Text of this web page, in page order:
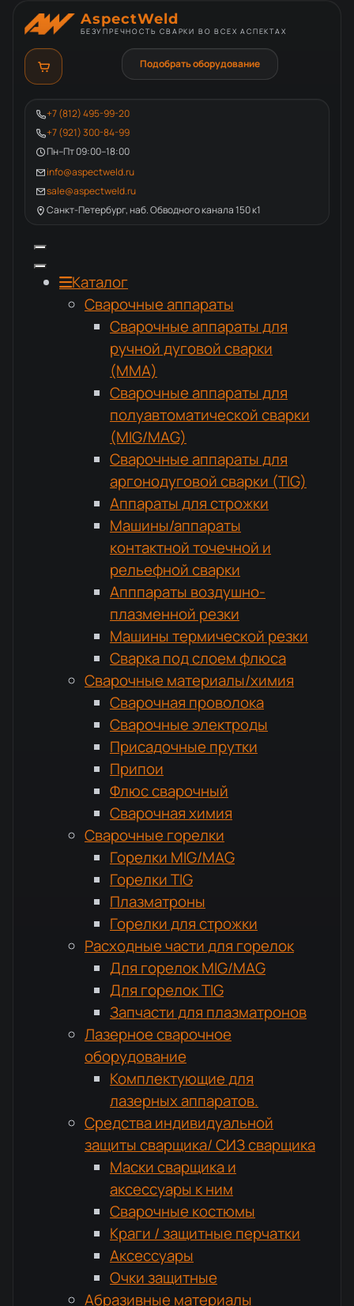
AspectWeld
БЕЗУПРЕЧНОСТЬ СВАРКИ ВО ВСЕХ АСПЕКТАХ
+7 (812) 495-99-20
+7 (921) 300-84-99
Пн–Пт 09:00–18:00
info@aspectweld.ru
sale@aspectweld.ru
Санкт-Петербург, наб. Обводного канала 150 к1
Подобрать оборудование
Каталог
Сварочные аппараты
Сварочные аппараты для
ручной дуговой сварки
(MMA)
Сварочные аппараты для
полуавтоматической сварки
(MIG/MAG)
Сварочные аппараты для
аргонодуговой сварки (TIG)
Аппараты для строжки
Машины/аппараты
контактной точечной и
рельефной сварки
Апппараты воздушно-
плазменной резки
Машины термической резки
Сварка под слоем флюса
Сварочные материалы/химия
Сварочная проволока
Сварочные электроды
Присадочные прутки
Припои
Флюс сварочный
Сварочная химия
Сварочные горелки
Горелки MIG/MAG
Горелки TIG
Плазматроны
Горелки для строжки
Расходные части для горелок
Для горелок MIG/MAG
Для горелок TIG
Запчасти для плазматронов
Лазерное сварочное
оборудование
Комплектующие для
лазерных аппаратов.
Средства индивидуальной
защиты сварщика/ СИЗ сварщика
Маски сварщика и
аксессуары к ним
Сварочные костюмы
Краги / защитные перчатки
Аксессуары
Очки защитные
Абразивные материалы